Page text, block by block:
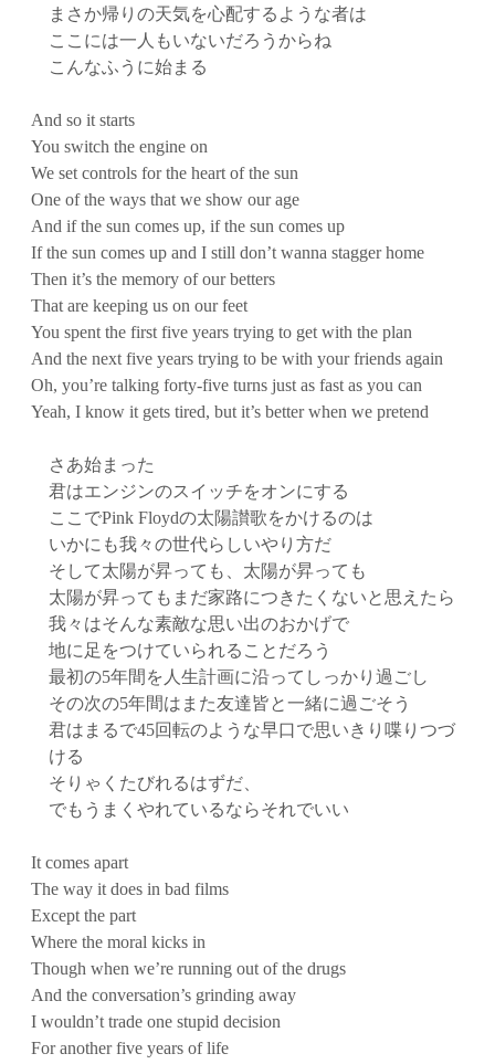
まさか帰りの天気を心配するような者は
ここには一人もいないだろうからね
こんなふうに始まる
And so it starts
You switch the engine on
We set controls for the heart of the sun
One of the ways that we show our age
And if the sun comes up, if the sun comes up
If the sun comes up and I still don’t wanna stagger home
Then it’s the memory of our betters
That are keeping us on our feet
You spent the first five years trying to get with the plan
And the next five years trying to be with your friends again
Oh, you’re talking forty-five turns just as fast as you can
Yeah, I know it gets tired, but it’s better when we pretend
さあ始まった
君はエンジンのスイッチをオンにする
ここでPink Floydの太陽讃歌をかけるのは
いかにも我々の世代らしいやり方だ
そして太陽が昇っても、太陽が昇っても
太陽が昇ってもまだ家路につきたくないと思えたら
我々はそんな素敵な思い出のおかげで
地に足をつけていられることだろう
最初の5年間を人生計画に沿ってしっかり過ごし
その次の5年間はまた友達皆と一緒に過ごそう
君はまるで45回転のような早口で思いきり喋りつづ
ける
そりゃくたびれるはずだ、
でもうまくやれているならそれでいい
It comes apart
The way it does in bad films
Except the part
Where the moral kicks in
Though when we’re running out of the drugs
And the conversation’s grinding away
I wouldn’t trade one stupid decision
For another five years of life